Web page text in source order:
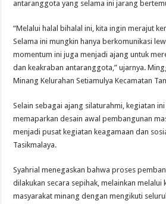
antaranggota yang selama ini jarang
“Melalui halal bihalal ini, kita ingin merajut
Selama ini mungkin hanya berkomunikasi
momentum ini juga menjadi ajang untuk
dan keakraban antaranggota,” ujarnya.
Minang Kelurahan Setiamulya Kecamatan
Selain sebagai ajang silaturahmi, kegiatan
memaparkan desain awal pembangunan
menjadi pusat kegiatan keagamaan dan
Tasikmalaya.
Syahrial menegaskan bahwa proses
dilakukan secara sepihak, melainkan melalui
masyarakat minang dengan mengikuti